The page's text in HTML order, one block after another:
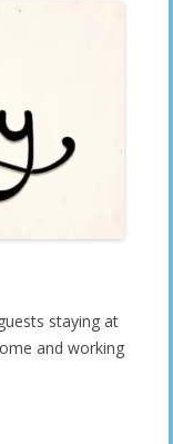
staying at
and working